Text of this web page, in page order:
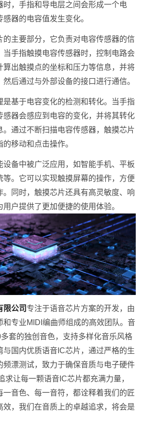
时，手指和导电层之间会形成一个电
器的电容值发生变化。
的主要部分，它负责对电容传感器的信
当手指触摸电容传感器时，控制电路会
算出触摸点的坐标和压力等信息，并将
后通过与外部设备的接口进行通信。
是基于电容变化的检测和转化。当手指
感器会感应到电容的变化，并将其转化
。通过不断扫描电容传感器，触摸芯片
移动和点击操作。
设备中被广泛应用，如智能手机、平板
等。它可以实现触摸屏幕的操作，方便
。同时，触摸芯片还具有高灵敏度、响
户提供了更加便捷的使用体验。
限公司 专注于语音芯片方案的开发，由
和专业MIDI编曲师组成的高效团队。音
套的独创音色，支持多样化音乐风格
与国内优质语音IC芯片，通过严格的生
频漂测试，致力于确保音质与电子硬件
求让每一颗语音IC芯片都充满力量，
一音色、每一音符，都诠释着我们的匠
效，我们在音质上的卓越追求，将会是